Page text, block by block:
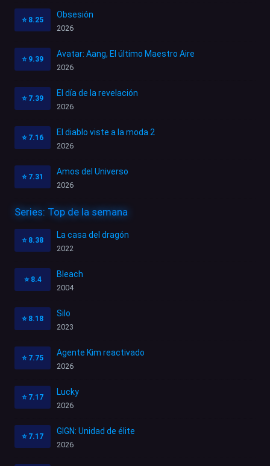
⭐ 8.25
Obsesión
2026
⭐ 9.39
Avatar: Aang, El último Maestro Aire
2026
⭐ 7.39
El día de la revelación
2026
⭐ 7.16
El diablo viste a la moda 2
2026
⭐ 7.31
Amos del Universo
2026
Series: Top de la semana
⭐ 8.38
La casa del dragón
2022
⭐ 8.4
Bleach
2004
⭐ 8.18
Silo
2023
⭐ 7.75
Agente Kim reactivado
2026
⭐ 7.17
Lucky
2026
⭐ 7.17
GIGN: Unidad de élite
2026